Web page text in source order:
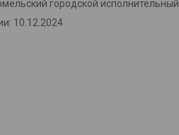
городской
10.12.2024